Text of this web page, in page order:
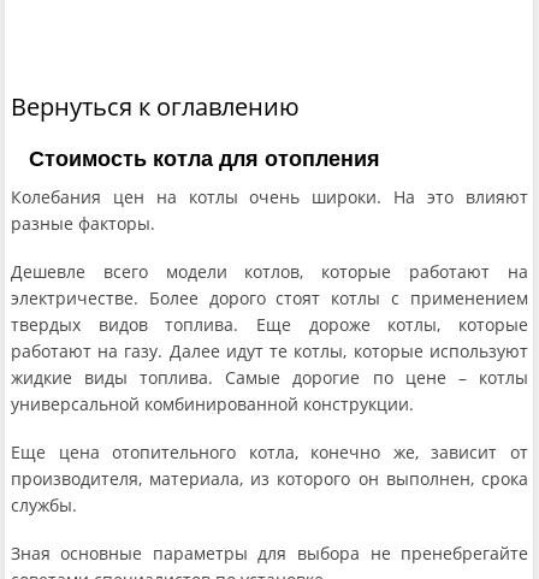
Вернуться к оглавлению
Стоимость котла для отопления
Колебания цен на котлы очень широки. На это влияют
разные факторы.
Дешевле всего модели котлов, которые работают на
электричестве. Более дорого стоят котлы с применением
твердых видов топлива. Еще дороже котлы, которые
работают на газу. Далее идут те котлы, которые используют
жидкие виды топлива. Самые дорогие по цене – котлы
универсальной комбинированной конструкции.
Еще цена отопительного котла, конечно же, зависит от
производителя, материала, из которого он выполнен, срока
службы.
Зная основные параметры для выбора не пренебрегайте